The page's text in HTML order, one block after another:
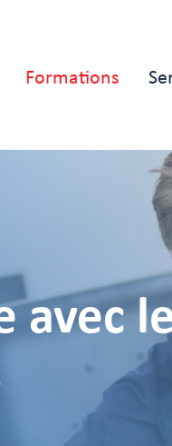
Main
Formations
avec